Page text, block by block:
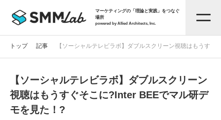
マーケティングの「理論と実践」をつなぐ
場所
powered by Allied Architects, Inc.
記事一覧
トップ 記事 【ソーシャルテレビラボ】ダブルスクリーン視聴はもうす
【ソーシャルテレビラボ】ダブルスクリーン
視聴はもうすぐそこに?Inter BEEでマル研デ
モを見た！?